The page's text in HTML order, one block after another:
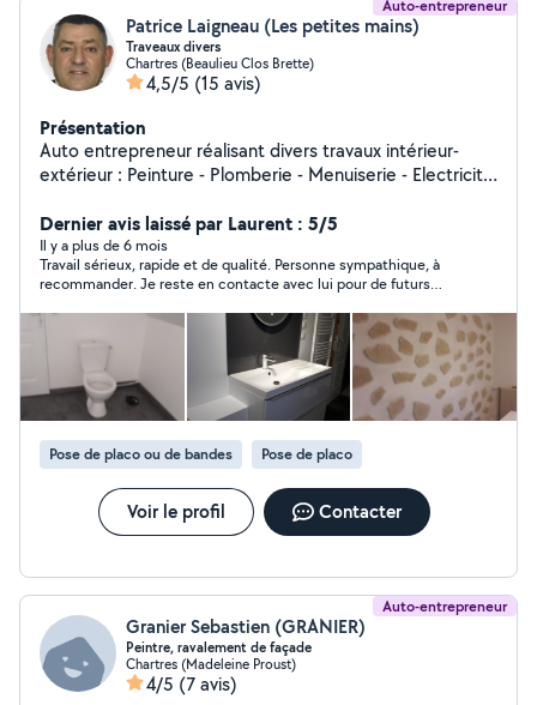
Auto-entrepreneur
Patrice Laigneau (Les petites mains)
Traveaux divers
Chartres (Beaulieu Clos Brette)
4,5/5 (15 avis)
Présentation
Auto entrepreneur réalisant divers travaux intérieur-
extérieur : Peinture - Plomberie - Menuiserie - Electricité
mobilier- Travaux divers de jardinage - remise en
Dernier avis laissé par Laurent : 5/5
Il y a plus de 6 mois
Travail sérieux, rapide et de qualité. Personne sympathique, à
recommander. Je reste en contacte avec lui pour de futurs
Pose de placo ou de bandes Pose de placo
Voir le profil Contacter
Auto-entrepreneur
Granier Sebastien (GRANIER)
Peintre, ravalement de façade
Chartres (Madeleine Proust)
4/5 (7 avis)